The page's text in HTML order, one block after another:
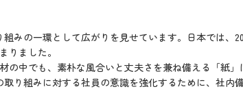
みの一環として広がりを見せています。日本では、
りました。
中でも、素朴な風合いと丈夫さを兼ね備える「紙
り組みに対する社員の意識を強化するために、社内